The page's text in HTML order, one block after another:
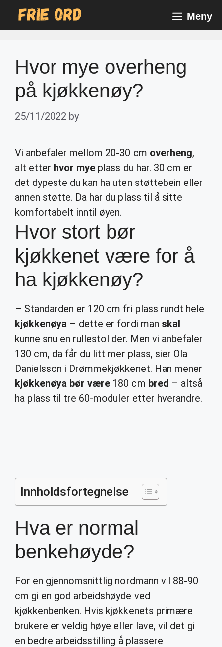
Meny
Hvor mye overheng
på kjøkkenøy?
25/11/2022 by
Vi anbefaler mellom 20-30 cm overheng,
alt etter hvor mye plass du har. 30 cm er
det dypeste du kan ha uten støttebein eller
annen støtte. Da har du plass til å sitte
komfortabelt inntil øyen.
Hvor stort bør
kjøkkenet være for å
ha kjøkkenøy?
– Standarden er 120 cm fri plass rundt hele
kjøkkenøya – dette er fordi man skal
kunne snu en rullestol der. Men vi anbefaler
130 cm, da får du litt mer plass, sier Ola
Danielsson i Drømmekjøkkenet. Han mener
kjøkkenøya bør være 180 cm bred – altså
ha plass til tre 60-moduler etter hverandre.
Innholdsfortegnelse
Hva er normal
benkehøyde?
For en gjennomsnittlig nordmann vil 88-90
cm gi en god arbeidshøyde ved
kjøkkenbenken. Hvis kjøkkenets primære
brukere er veldig høye eller lave, vil det gi
en bedre arbeidsstilling å plassere